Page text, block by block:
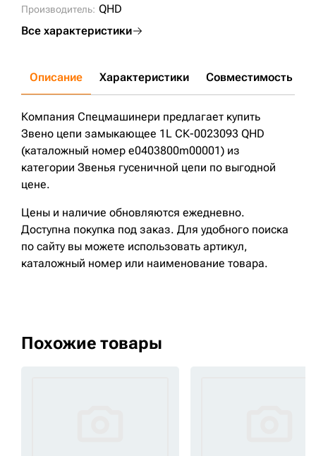
Производитель: QHD
Все характеристики
Описание Характеристики Совместимость
Компания Спецмашинери предлагает купить
Звено цепи замыкающее 1L СК-0023093 QHD
(каталожный номер e0403800m00001) из
категории Звенья гусеничной цепи по выгодной
цене.
Цены и наличие обновляются ежедневно.
Доступна покупка под заказ. Для удобного поиска
по сайту вы можете использовать артикул,
каталожный номер или наименование товара.
Похожие товары